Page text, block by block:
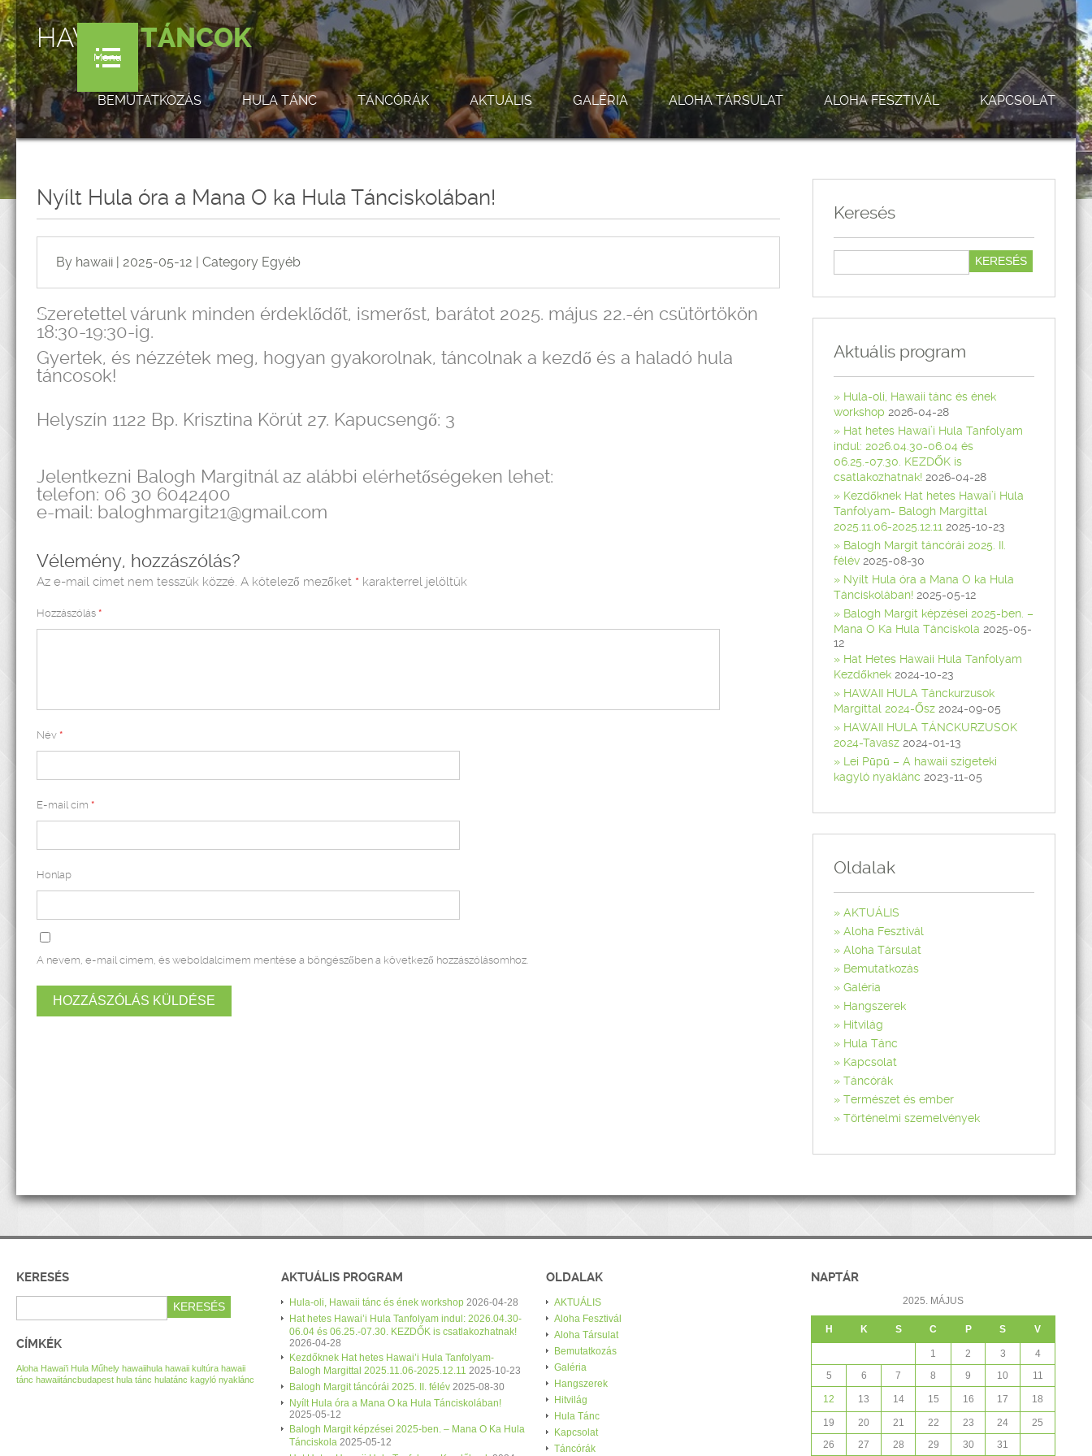
HAWAI'ITÁNCOK
Menu
BEMUTATKOZÁS HULA TÁNC TÁNCÓRÁK AKTUÁLIS GALÉRIA ALOHA TÁRSULAT ALOHA FESZTIVÁL KAPCSOLAT
Nyílt Hula óra a Mana O ka Hula Tánciskolában!
By hawaii | 2025-05-12 | Category Egyéb
Szeretettel várunk minden érdeklődőt, ismerőst, barátot 2025. május 22.-én csütörtökön
18:30-19:30-ig.
Gyertek, és nézzétek meg, hogyan gyakorolnak, táncolnak a kezdő és a haladó hula
táncosok!
Helyszín 1122 Bp. Krisztina Körút 27. Kapucsengő: 3
Jelentkezni Balogh Margitnál az alábbi elérhetőségeken lehet:
telefon: 06 30 6042400
e-mail: baloghmargit21@gmail.com
Vélemény, hozzászólás?
Az e-mail címet nem tesszük közzé. A kötelező mezőket * karakterrel jelöltük
Hozzászólás *
Név *
E-mail cím *
Honlap
A nevem, e-mail címem, és weboldalcímem mentése a böngészőben a következő hozzászólásomhoz.
Keresés
Aktuális program
Hula-oli, Hawaii tánc és ének
workshop 2026-04-28
Hat hetes Hawai’i Hula Tanfolyam
indul: 2026.04.30-06.04 és
06.25.-07.30. KEZDŐK is
csatlakozhatnak! 2026-04-28
Kezdőknek Hat hetes Hawai’i Hula
Tanfolyam- Balogh Margittal
2025.11.06-2025.12.11 2025-10-23
Balogh Margit táncórái 2025. II.
félév 2025-08-30
Nyílt Hula óra a Mana O ka Hula
Tánciskolában! 2025-05-12
Balogh Margit képzései 2025-ben. –
Mana O Ka Hula Tánciskola 2025-05-
12
Hat Hetes Hawaii Hula Tanfolyam
Kezdőknek 2024-10-23
HAWAII HULA Tánckurzusok
Margittal 2024-Ősz 2024-09-05
HAWAII HULA TÁNCKURZUSOK
2024-Tavasz 2024-01-13
Lei Pūpū – A hawaii szigeteki
kagyló nyaklánc 2023-11-05
Oldalak
AKTUÁLIS
Aloha Fesztivál
Aloha Társulat
Bemutatkozás
Galéria
Hangszerek
Hitvilág
Hula Tánc
Kapcsolat
Táncórák
Természet és ember
Történelmi szemelvények
KERESÉS
CÍMKÉK
Aloha Hawai’i Hula Műhely hawaiihula hawaii kultúra hawaii
tánc hawaiitáncbudapest hula tánc hulatánc kagyló nyaklánc
AKTUÁLIS PROGRAM
Hula-oli, Hawaii tánc és ének workshop 2026-04-28
Hat hetes Hawai’i Hula Tanfolyam indul: 2026.04.30-
06.04 és 06.25.-07.30. KEZDŐK is csatlakozhatnak!
2026-04-28
Kezdőknek Hat hetes Hawai’i Hula Tanfolyam-
Balogh Margittal 2025.11.06-2025.12.11 2025-10-23
Balogh Margit táncórái 2025. II. félév 2025-08-30
Nyílt Hula óra a Mana O ka Hula Tánciskolában!
2025-05-12
Balogh Margit képzései 2025-ben. – Mana O Ka Hula
Tánciskola 2025-05-12
OLDALAK
AKTUÁLIS
Aloha Fesztivál
Aloha Társulat
Bemutatkozás
Galéria
Hangszerek
Hitvilág
Hula Tánc
Kapcsolat
Táncórák
NAPTÁR
2025. MÁJUS
H K S C P S V
1 2 3
4
5
6 7 8 9 10 11
12 13 14 15 16 17 18
19 20 21 22 23 24
25
26
27 28 29 30 31